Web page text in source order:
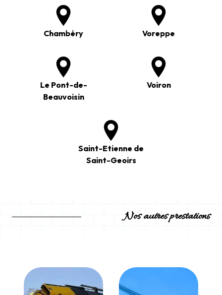
Chambéry Voreppe
Le Pont-de-
Beauvoisin
Voiron
Saint-Etienne de
Saint-Geoirs
Nos autres prestations